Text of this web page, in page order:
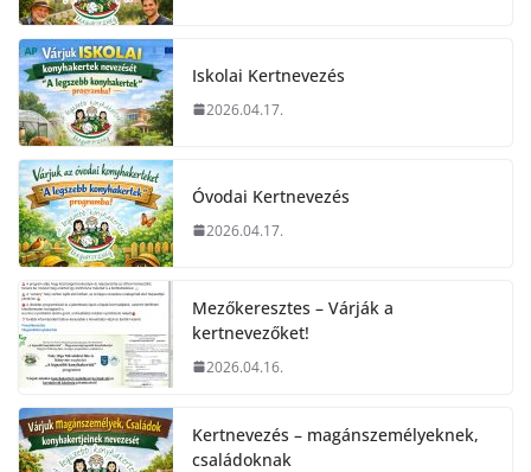
Iskolai Kertnevezés
2026.04.17.
Óvodai Kertnevezés
2026.04.17.
Mezőkeresztes – Várják a
kertnevezőket!
2026.04.16.
Kertnevezés – magánszemélyeknek,
családoknak